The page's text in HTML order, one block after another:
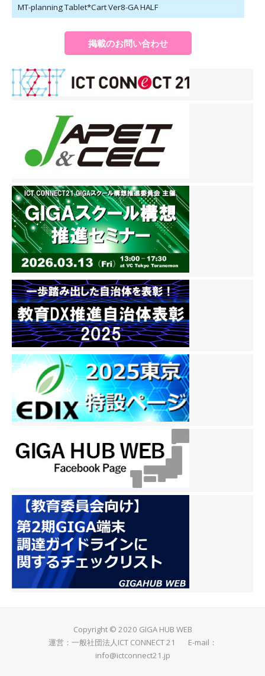
MT-planning Tablet*Cart Ver8-GA HALF
掲載のお問い合わせ
Copyright © 2020 GIGA HUB WEB
運営：一般社団法人ICT CONNECT 21 E-mail：
info@ictconnect21.jp